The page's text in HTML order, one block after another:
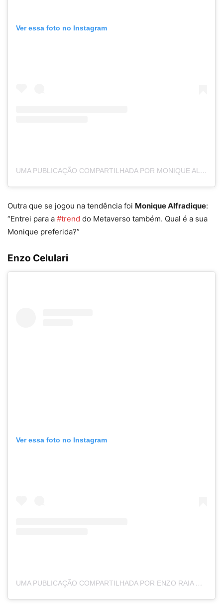
Ver essa foto no Instagram
UMA PUBLICAÇÃO COMPARTILHADA POR MONIQUE ALFRADIQUE (@MONIQUEALFRADIQUE)
Outra que se jogou na tendência foi Monique Alfradique:
“Entrei para a #trend do Metaverso também. Qual é a sua
Monique preferida?”
Enzo Celulari
Ver essa foto no Instagram
UMA PUBLICAÇÃO COMPARTILHADA POR ENZO RAIA CELULARI (@ENZOCELULARI)